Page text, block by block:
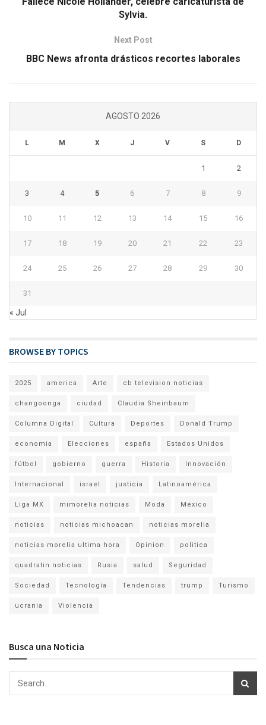
Sylvia.
Next Post
BBC News afronta drásticos recortes laborales
AGOSTO 2026
L M X J V S D
1 2
3 4 5 6 7 8 9
10 11 12 13 14 15 16
17 18 19 20 21 22 23
24 25 26 27 28 29 30
31
« Jul
BROWSE BY TOPICS
2025 america Arte cb television noticias
changoonga ciudad Claudia Sheinbaum
Columna Digital Cultura Deportes Donald Trump
economia Elecciones españa Estados Unidos
fútbol gobierno guerra Historia Innovación
Internacional israel justicia Latinoamérica
Liga MX mimorelia noticias Moda México
noticias noticias michoacan noticias morelia
noticias morelia ultima hora Opinion politica
quadratin noticias Rusia salud Seguridad
Sociedad Tecnología Tendencias trump Turismo
ucrania Violencia
Busca una Noticia